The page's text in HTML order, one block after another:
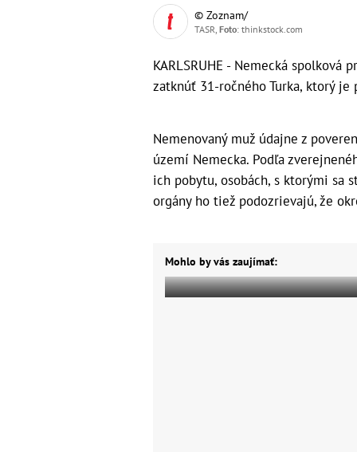
© Zoznam/
TASR, Foto: thinkstock.com
KARLSRUHE - Nemecká spolková
zatknúť 31-ročného Turka, ktorý je
Nemenovaný muž údajne z
území Nemecka. Podľa
ich pobytu, osobách, s ktorými sa
orgány ho tiež podozrievajú, že
Mohlo by vás zaujímať: